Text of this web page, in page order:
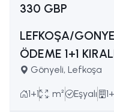
330 GBP
LEFKOŞA/
ÖDEME 1+1
Gönyeli, Lefkoşa
1+1 . m² Eşyalı